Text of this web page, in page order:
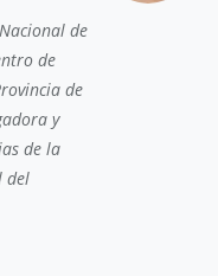
de
de
de
y
de la
del